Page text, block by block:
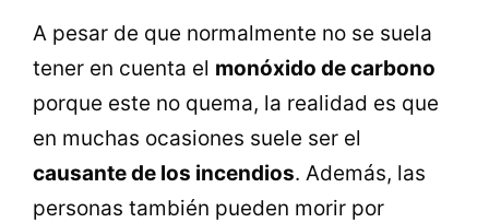
A pesar de que normalmente no se suela
tener en cuenta el monóxido de carbono
porque este no quema, la realidad es que
en muchas ocasiones suele ser el
causante de los incendios. Además, las
personas también pueden morir por